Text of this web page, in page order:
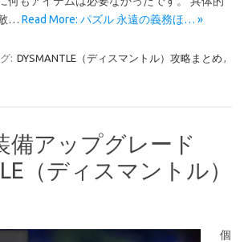
… Read More: パズル 永遠の義務ほ… »
: DYSMANTLE（ディスマントル）攻略まとめ ,
備アップグレード
（ディスマントル）
個